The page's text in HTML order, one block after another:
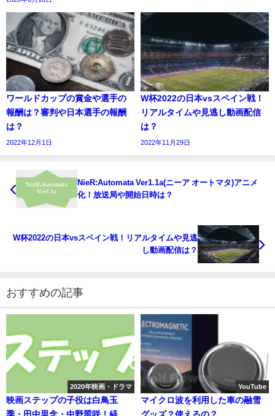
ワールドカップの賞金や選手の
報酬は？審判や日本選手の報酬
は？
2022年12月1日
W杯2022の日本vsスペイン戦！
リアルタイムや見逃し動画配信
は？
2022年11月29日
NieR:Automata Ver1.1a(ニーア オートマタ)アニメ
化！放送局や開始日時は？
W杯2022の日本vsスペイン戦！リアルタイムや見逃
し動画配信は？
おすすめの記事
2020年映画・ドラマ
映画ステップの子役は白鳥玉
季・田中里念・中野翠咲！経歴
YouTube
マイクロ波を利用した車の融雪
グッズ？使えるの？